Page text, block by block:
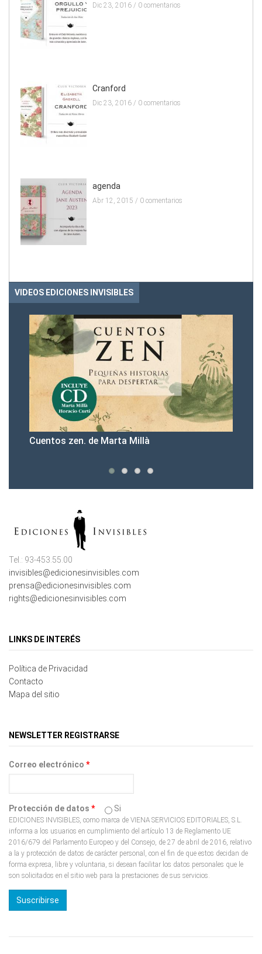
Dic 23, 2016 / 0 comentarios
Cranford
Dic 23, 2016 / 0 comentarios
agenda
Abr 12, 2015 / 0 comentarios
VIDEOS EDICIONES INVISIBLES
Presentación sport & cook
Tel.: 93-453.55.00
invisibles@edicionesinvisibles.com
prensa@edicionesinvisibles.com
rights@edicionesinvisibles.com
LINKS DE INTERÉS
Política de Privacidad
Contacto
Mapa del sitio
NEWSLETTER REGISTRARSE
Correo electrónico *
Protección de datos * Si
EDICIONES INVISIBLES, como marca de VIENA SERVICIOS EDITORIALES, S.L.
informa a los usuarios en cumplimiento del artículo 13 de Reglamento UE
2016/679 del Parlamento Europeo y del Consejo, de 27 de abril de 2016, relativo
a la y protección de datos de carácter personal, con el fin de que estos decidan de
forma expresa, libre y voluntaria, si desean facilitar los datos personales que le
son solicitados en el sitio web para la prestaciones de sus servicios.